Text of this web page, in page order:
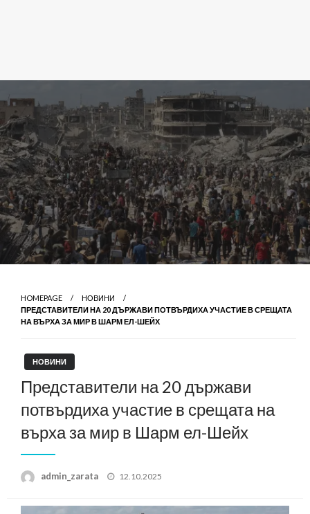
HOMEPAGE
НОВИНИ
ПРЕДСТАВИТЕЛИ НА 20 ДЪРЖАВИ ПОТВЪРДИХА УЧАСТИЕ В СРЕЩАТА
НА ВЪРХА ЗА МИР В ШАРМ ЕЛ-ШЕЙХ
НОВИНИ
Представители на 20 държави
потвърдиха участие в срещата на
върха за мир в Шарм ел-Шейх
admin_zarata
Posted
12.10.2025